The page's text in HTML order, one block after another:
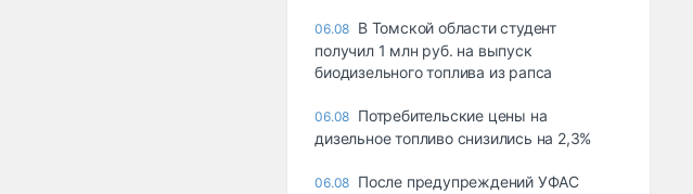
06.08 В Томской области студент
получил 1 млн руб. на выпуск
биодизельного топлива из рапса
06.08 Потребительские цены на
дизельное топливо снизились на 2,3%
06.08 После предупреждений УФАС